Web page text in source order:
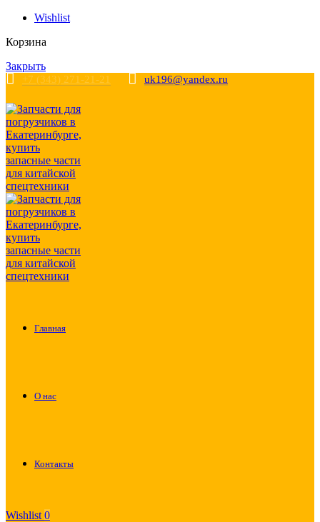
Wishlist
Корзина
Закрыть
+7 (343) 271-21-21 uk196@yandex.ru
Главная
О нас
Контакты
Wishlist 0